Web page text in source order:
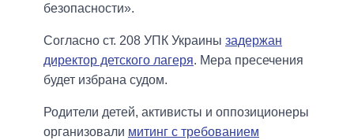
безопасности».
Согласно ст. 208 УПК Украины задержан
директор детского лагеря. Мера пресечения
будет избрана судом.
Родители детей, активисты и оппозиционеры
организовали митинг с требованием